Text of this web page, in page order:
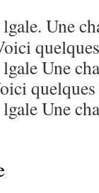
lgale. Une
Une
Une